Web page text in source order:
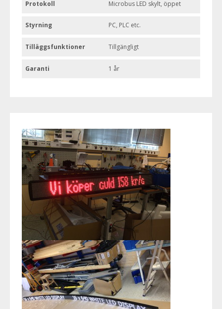
Protokoll Microbus LED skylt, öppet
Styrning PC, PLC etc.
Tilläggsfunktioner Tillgängligt
Garanti 1 år